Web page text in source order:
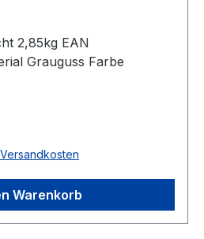
2,85kg EAN
Grauguss Farbe
Warenkorb